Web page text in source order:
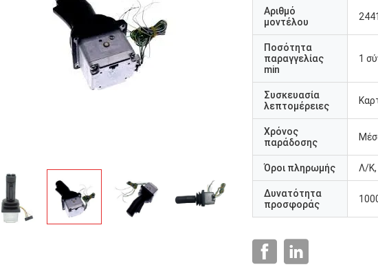
Αριθμό
μοντέλου
Ποσότητα
παραγγελίας
min
1
Συσκευασία
λεπτομέρειες
Χρόνος
παράδοσης
Όροι πληρωμής Λ/Κ,
Δυνατότητα
προσφοράς